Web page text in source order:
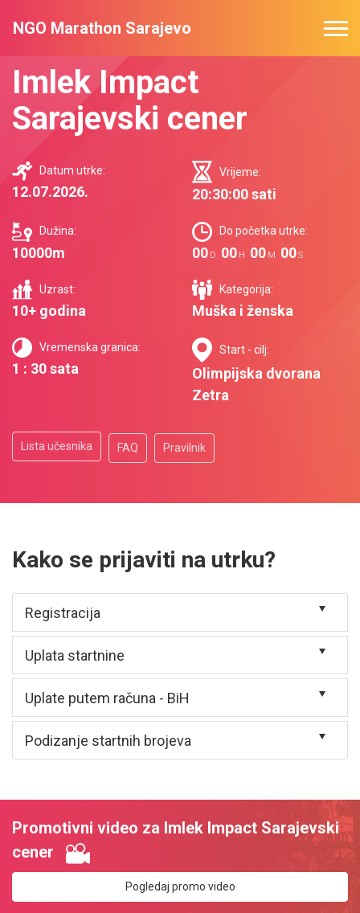
NGO Marathon Sarajevo
Imlek Impact
Sarajevski cener
Datum utrke:
12.07.2026.
Vrijeme:
20:30:00 sati
Dužina:
10000m
Do početka utrke:
00 D 00 H 00 M 00S
Uzrast:
10+ godina
Kategorija:
Muška i ženska
Vremenska granica:
1 : 30 sata
Start - cilj:
Olimpijska dvorana
Zetra
Lista učesnika FAQ Pravilnik
Kako se prijaviti na utrku?
Registracija
Uplata startnine
Uplate putem računa - BiH
Podizanje startnih brojeva
Promotivni video za Imlek Impact Sarajevski
cener
Pogledaj promo video